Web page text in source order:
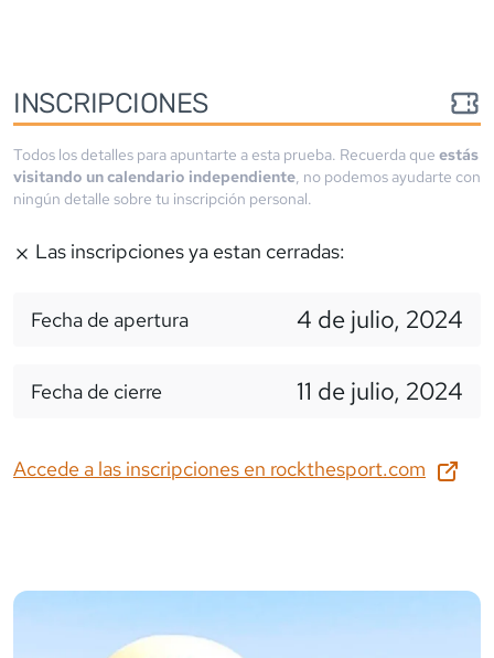
INSCRIPCIONES
Todos los detalles para apuntarte a esta prueba. Recuerda que estás
visitando un calendario independiente, no podemos ayudarte con
ningún detalle sobre tu inscripción personal.
Las inscripciones ya estan cerradas:
Fecha de apertura 4 de julio, 2024
Fecha de cierre 11 de julio, 2024
Accede a las inscripciones en rockthesport.com